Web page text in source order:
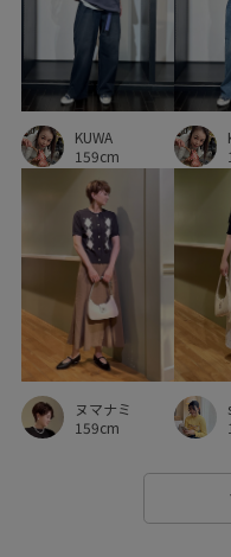
KUWA
159cm
ヌマナミ
159cm